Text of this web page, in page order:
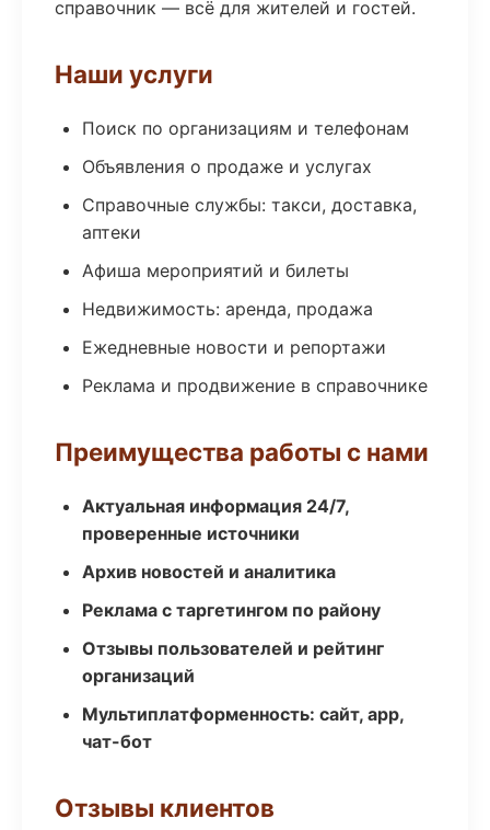
справочник — всё для жителей и гостей.
Наши услуги
Поиск по организациям и телефонам
Объявления о продаже и услугах
Справочные службы: такси, доставка,
аптеки
Афиша мероприятий и билеты
Недвижимость: аренда, продажа
Ежедневные новости и репортажи
Реклама и продвижение в справочнике
Преимущества работы с нами
Актуальная информация 24/7,
проверенные источники
Архив новостей и аналитика
Реклама с таргетингом по району
Отзывы пользователей и рейтинг
организаций
Мультиплатформенность: сайт, app,
чат-бот
Отзывы клиентов